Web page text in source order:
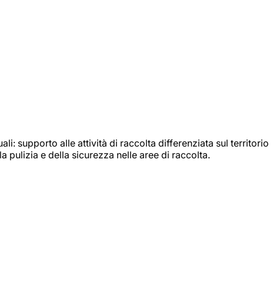
supporto alle attività di raccolta differenziata sul territorio
pulizia e della sicurezza nelle aree di raccolta.